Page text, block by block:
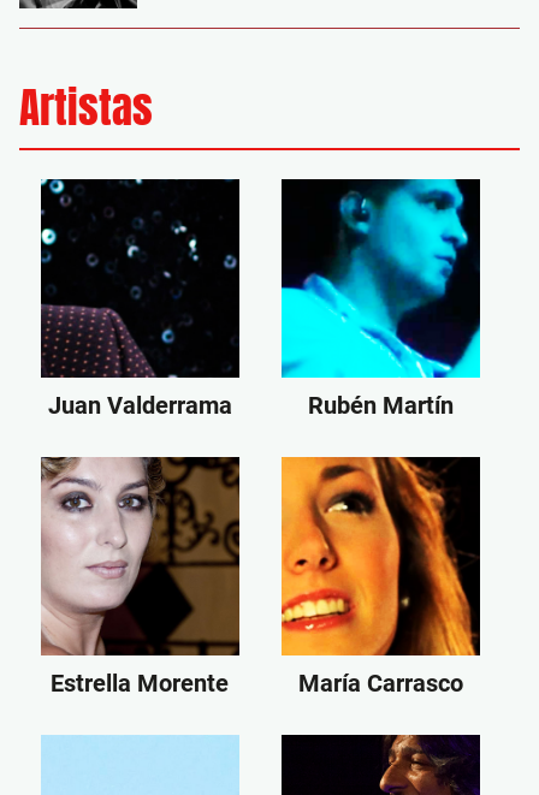
Artistas
Juan Valderrama Rubén Martín
Estrella Morente María Carrasco